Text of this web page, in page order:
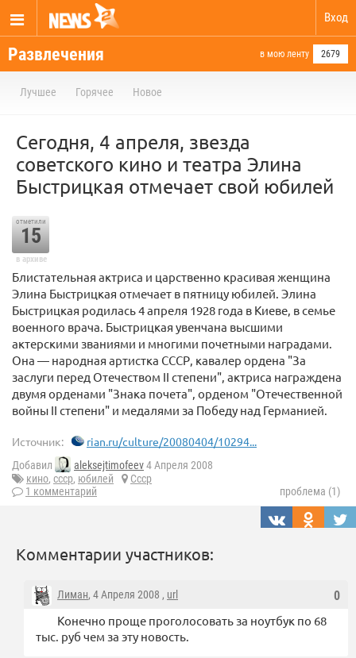
Вход
Развлечения в мою ленту 2679
Лучшее Горячее Новое
Сегодня, 4 апреля, звезда
советского кино и театра Элина
Быстрицкая отмечает свой юбилей
отметили
15
в архиве
Блистательная актриса и царственно красивая женщина
Элина Быстрицкая отмечает в пятницу юбилей. Элина
Быстрицкая родилась 4 апреля 1928 года в Киеве, в семье
военного врача. Быстрицкая увенчана высшими
актерскими званиями и многими почетными наградами.
Она — народная артистка СССР, кавалер ордена "За
заслуги перед Отечеством II степени", актриса награждена
двумя орденами "Знака почета", орденом "Отечественной
войны II степени" и медалями за Победу над Германией.
Источник: rian.ru/culture/20080404/10294...
Добавил aleksejtimofeev4 Апреля 2008
кино, ссср, юбилей
Ссср
1 комментарий
проблема (1)
Комментарии участников:
0
Лиман, 4 Апреля 2008 , url
Конечно проще проголосовать за ноутбук по 68
тыс. руб чем за эту новость.